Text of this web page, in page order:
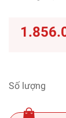
Số lượng